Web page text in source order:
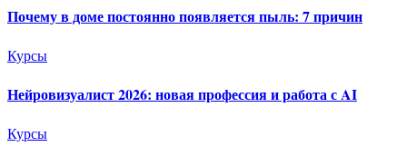
Почему в доме постоянно появляется пыль: 7 причин
Курсы
Нейровизуалист 2026: новая профессия и работа с AI
Курсы